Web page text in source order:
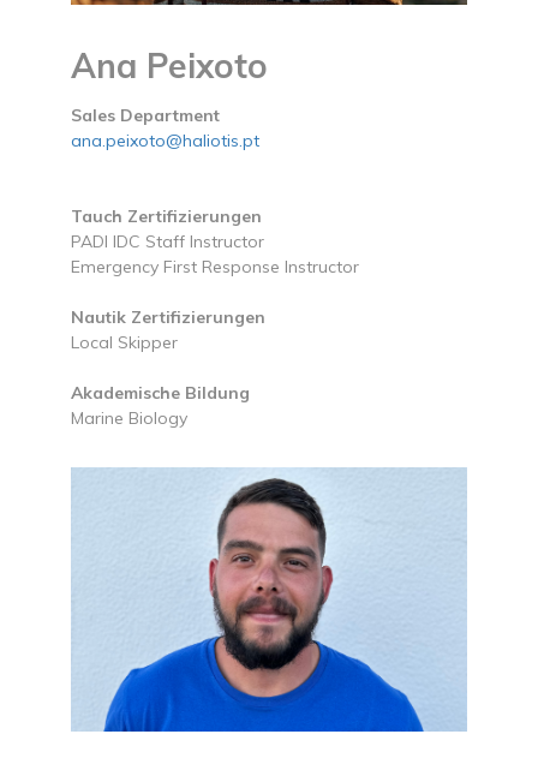
Ana Peixoto
Sales Department
ana.peixoto@haliotis.pt
Tauch Zertifizierungen
PADI IDC Staff Instructor
Emergency First Response Instructor
Nautik Zertifizierungen
Local Skipper
Akademische Bildung
Marine Biology